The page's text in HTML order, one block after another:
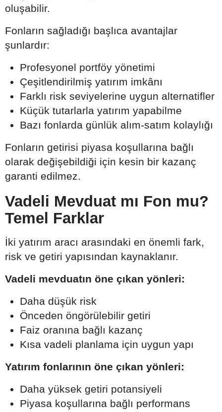
oluşabilir.
Fonların sağladığı başlıca avantajlar
şunlardır:
Profesyonel portföy yönetimi
Çeşitlendirilmiş yatırım imkânı
Farklı risk seviyelerine uygun alternatifler
Küçük tutarlarla yatırım yapabilme
Bazı fonlarda günlük alım-satım kolaylığı
Fonların getirisi piyasa koşullarına bağlı
olarak değişebildiği için kesin bir kazanç
garanti edilmez.
Vadeli Mevduat mı Fon mu?
Temel Farklar
İki yatırım aracı arasındaki en önemli fark,
risk ve getiri yapısından kaynaklanır.
Vadeli mevduatın öne çıkan yönleri:
Daha düşük risk
Önceden öngörülebilir getiri
Faiz oranına bağlı kazanç
Kısa vadeli planlama için uygun yapı
Yatırım fonlarının öne çıkan yönleri:
Daha yüksek getiri potansiyeli
Piyasa koşullarına bağlı performans